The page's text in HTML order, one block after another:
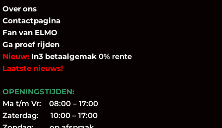
Over ons
Contactpagina
Fan van ELMO
Ga proef rijden
Nieuw: In3 betaalgemak 0% rente
Laatste nieuws!
OPENINGSTIJDEN:
Ma t/m Vr: 08:00 – 17:00
Zaterdag: 10:00 – 17:00